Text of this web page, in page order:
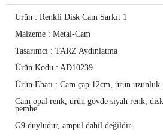
Ürün : Renkli Disk Cam Sarkıt 1
Malzeme : Metal-Cam
Tasarımcı : TARZ Aydınlatma
Ürün Kodu : AD10239
Ürün Ebatı : Cam çap 12cm, ürün uzunluk
Cam opal renk, ürün gövde siyah renk,
pembe
G9 duyludur, ampul dahil değildir.